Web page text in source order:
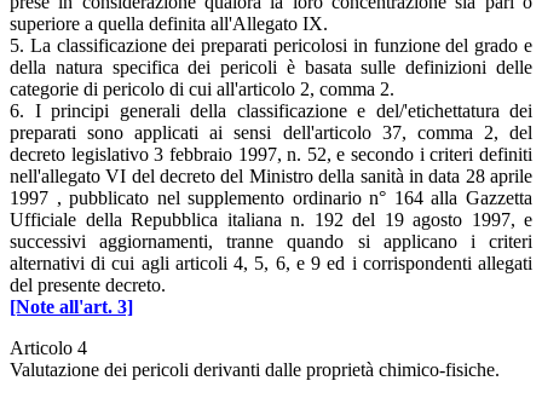
superiore a quella definita all'Allegato IX.
5. La classificazione dei preparati pericolosi in funzione del grado e
della natura specifica dei pericoli è basata sulle definizioni delle
categorie di pericolo di cui all'articolo 2, comma 2.
6. I principi generali della classificazione e del/'etichettatura dei
preparati sono applicati ai sensi dell'articolo 37, comma 2, del
decreto legislativo 3 febbraio 1997, n. 52, e secondo i criteri definiti
nell'allegato VI del decreto del Ministro della sanità in data 28 aprile
1997 , pubblicato nel supplemento ordinario n° 164 alla Gazzetta
Ufficiale della Repubblica italiana n. 192 del 19 agosto 1997, e
successivi aggiornamenti, tranne quando si applicano i criteri
alternativi di cui agli articoli 4, 5, 6, e 9 ed i corrispondenti allegati
del presente decreto.
[Note all'art. 3]
Articolo 4
Valutazione dei pericoli derivanti dalle proprietà chimico-fisiche.